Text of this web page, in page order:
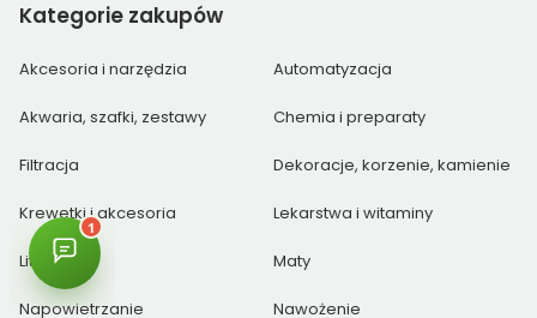
Kategorie zakupów
Akcesoria i narzędzia Automatyzacja
Akwaria, szafki, zestawy Chemia i preparaty
Filtracja Dekoracje, korzenie, kamienie
Krewetki i akcesoria Lekarstwa i witaminy
Literatura Maty
Napowietrzanie Nawożenie